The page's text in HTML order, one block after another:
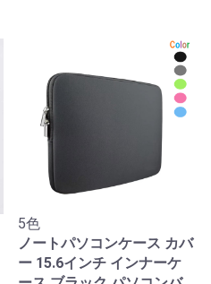
5色
ノートパソコンケース カバ
ー 15.6インチ インナーケ